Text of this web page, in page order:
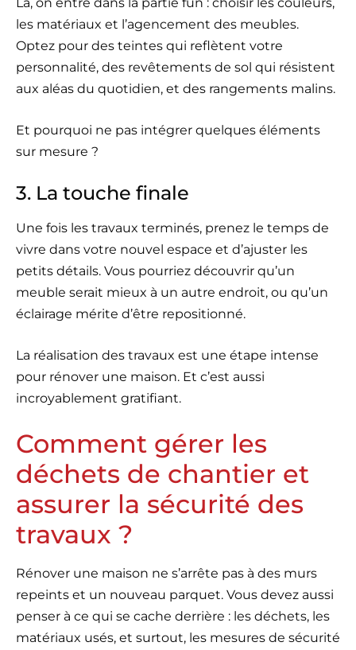
les matériaux et l’agencement des meubles.
Optez pour des teintes qui reflètent votre
personnalité, des revêtements de sol qui résistent
aux aléas du quotidien, et des rangements malins.
Et pourquoi ne pas intégrer quelques éléments
sur mesure ?
3. La touche finale
Une fois les travaux terminés, prenez le temps de
vivre dans votre nouvel espace et d’ajuster les
petits détails. Vous pourriez découvrir qu’un
meuble serait mieux à un autre endroit, ou qu’un
éclairage mérite d’être repositionné.
La réalisation des travaux est une étape intense
pour rénover une maison. Et c’est aussi
incroyablement gratifiant.
Comment gérer les
déchets de chantier et
assurer la sécurité des
travaux ?
Rénover une maison ne s’arrête pas à des murs
repeints et un nouveau parquet. Vous devez aussi
penser à ce qui se cache derrière : les déchets, les
matériaux usés, et surtout, les mesures de sécurité